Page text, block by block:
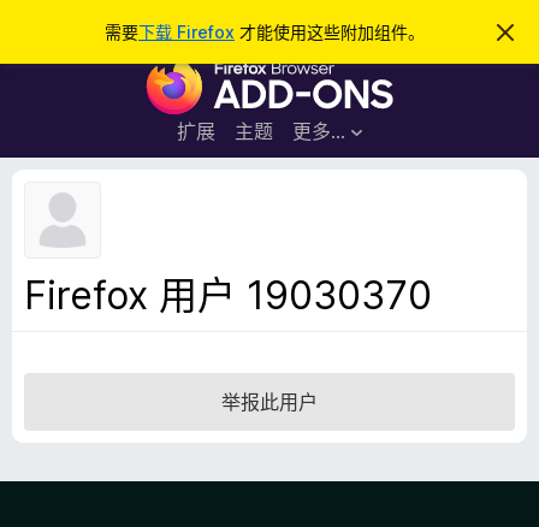
需要下载 Firefox 才能使用这些附加组件。
忽
此
F
r
e
览
加
组
扩展 主题 更多…
登录
Firefox 用户 19030370
举报此用户